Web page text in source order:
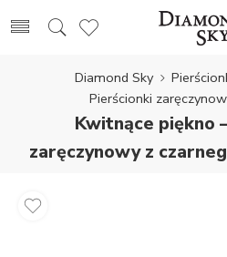
Diamond Sky
Pierścionki
Kwitnące piękno
zaręczynowy z